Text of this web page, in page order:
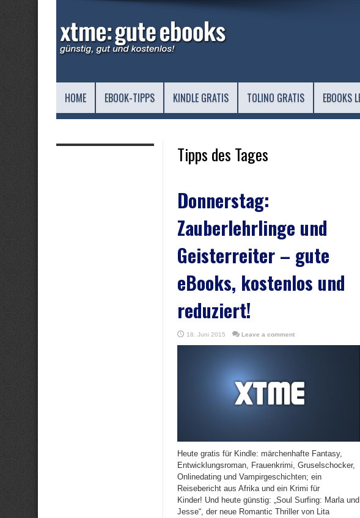
HOME EBOOK-TIPPS KINDLE GRATIS TOLINO GRATIS EBOOKS
Tipps des Tages
Donnerstag:
Zauberlehrlinge und
Geisterreiter – gute
eBooks, kostenlos und
reduziert!
18. Juni 2015 Leave a comment
Heute gratis für Kindle: märchenhafte Fantasy,
Entwicklungsroman, Frauenkrimi, Gruselschocker,
Onlinedating und Vampirgeschichten; ein
Reisebericht aus Afrika und ein Krimi für
Kinder! Und heute günstig: „Soul Surfing: Marla und
Jesse“, der neue Romantic Thriller von Lita